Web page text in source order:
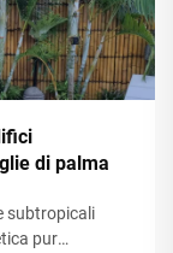
di palma
subtropicali
pur